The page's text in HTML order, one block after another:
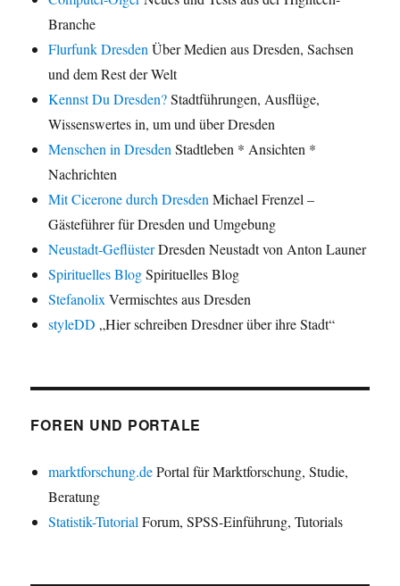
Branche
Flurfunk Dresden Über Medien aus Dresden, Sachsen
und dem Rest der Welt
Kennst Du Dresden?Stadtführungen, Ausflüge,
Wissenswertes in, um und über Dresden
Menschen in Dresden Stadtleben * Ansichten *
Nachrichten
Mit Cicerone durch Dresden Michael Frenzel –
Gästeführer für Dresden und Umgebung
Neustadt-GeflüsterDresden Neustadt von Anton Launer
Spirituelles BlogSpirituelles Blog
Stefanolix Vermischtes aus Dresden
styleDD „Hier schreiben Dresdner über ihre Stadt“
FOREN UND PORTALE
marktforschung.dePortal für Marktforschung, Studie,
Beratung
Statistik-Tutorial Forum, SPSS-Einführung, Tutorials